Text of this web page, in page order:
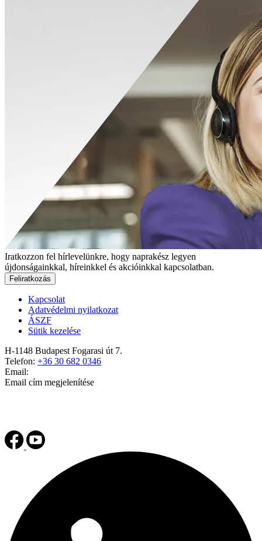
Iratkozzon fel hírlevelünkre, hogy naprakész legyen
újdonságainkkal, híreinkkel és akcióinkkal kapcsolatban.
Feliratkozás
Kapcsolat
Adatvédelmi nyilatkozat
ÁSZF
Sütik kezelése
H-1148 Budapest Fogarasi út 7.
Telefon: +36 30 682 0346
Email:
Email cím megjelenítése